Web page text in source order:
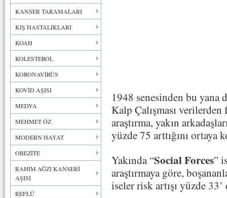
KANSER TARAMALARI
KIŞ HASTALIKLARI
KOAH
KOLESTEROL
KORONAVİRÜS
KOVİD AŞISI
MEDYA
MEHMET ÖZ
MODERN HAYAT
OBEZİTE
RAHİM AĞZI KANSERİ
AŞISI
REFLÜ
1948 senesinden bu yana
Kalp Çalışması
araştırma, yakın
yüzde 75 arttığını ortaya
Yakında “Social Forces”
araştırmaya göre,
iseler risk artışı yüzde 33’